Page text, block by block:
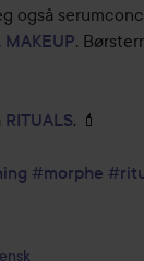
også
MAKEUP.
RITUALS. 💄
#morphe